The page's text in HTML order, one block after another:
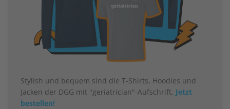
Stylish und bequem sind die T-Shirts, Hoodies und
Jacken der DGG mit "geriatrician"-Aufschrift. Jetzt
bestellen!